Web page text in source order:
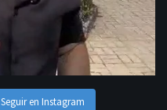
Seguir en Instagram